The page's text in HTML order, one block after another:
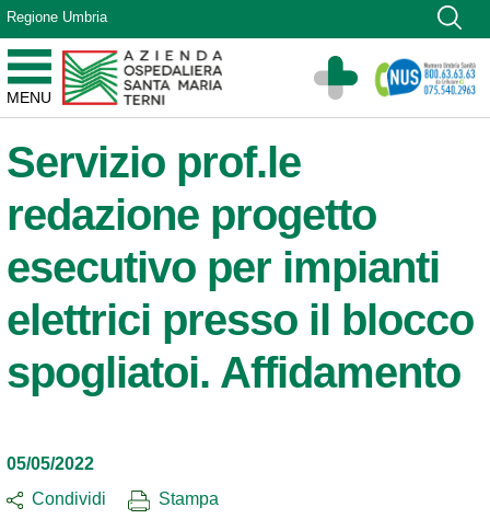
Vai ai contenuti
Vai al menu di navigazione
Vai al footer
Regione Umbria
MENU
Azienda Ospedaliera Santa Maria di Terni
Sito Istituzionale
Servizio prof.le
redazione progetto
esecutivo per impianti
elettrici presso il blocco
spogliatoi. Affidamento
05/05/2022
Condividi
Stampa